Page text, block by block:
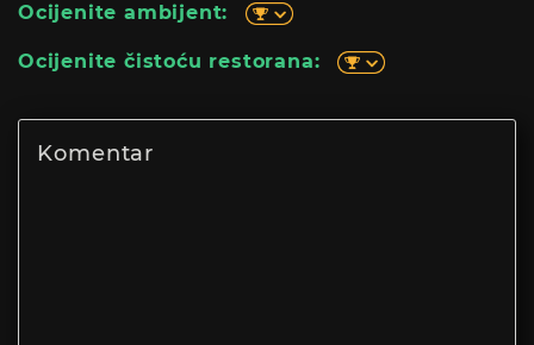
Ocijenite ambijent:
Ocijenite čistoću restorana: